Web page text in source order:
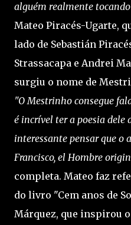
alguém realmente
Mateo Piracés-Ugarte,
lado de Sebastián
Strassacapa e Andrei
surgiu o nome de
"O Mestrinho consegue
é incrível ter a poesia dele
interessante pensar que o
Francisco, el Hombre
completa. Mateo faz
do livro "Cem anos de
Márquez, que inspirou o